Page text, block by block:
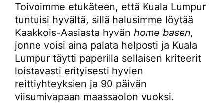
Toivoimme etukäteen, että Kuala Lumpur
tuntuisi hyvältä, sillä halusimme löytää
Kaakkois-Aasiasta hyvän home basen,
jonne voisi aina palata helposti ja Kuala
Lumpur täytti paperilla sellaisen kriteerit
loistavasti erityisesti hyvien
reittiyhteyksien ja 90 päivän
viisumivapaan maassaolon vuoksi.